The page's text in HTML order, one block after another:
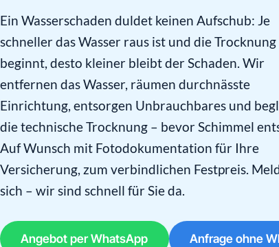
Ein Wasserschaden duldet keinen Aufschub: Je
schneller das Wasser raus ist und die Trocknung
beginnt, desto kleiner bleibt der Schaden. Wir
entfernen das Wasser, räumen durchnässte
Einrichtung, entsorgen Unbrauchbares und
die technische Trocknung – bevor Schimmel
Auf Wunsch mit Fotodokumentation für Ihre
Versicherung, zum verbindlichen Festpreis.
sich – wir sind schnell für Sie da.
Angebot per WhatsApp Anfrage ohne